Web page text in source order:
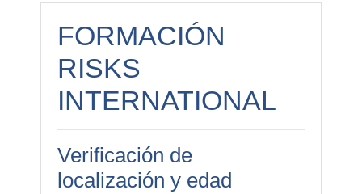
FORMACIÓN
RISKS
INTERNATIONAL
Verificación de
localización y edad